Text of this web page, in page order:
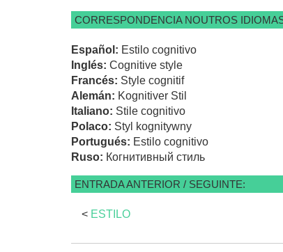
CORRESPONDENCIA NOUTROS
Español: Estilo cognitivo
Inglés: Cognitive style
Francés: Style cognitif
Alemán: Kognitiver Stil
Italiano: Stile cognitivo
Polaco: Styl kognitywny
Portugués: Estilo cognitivo
Ruso: Когнитивный стиль
ENTRADA ANTERIOR / SEGUINTE:
< ESTILO